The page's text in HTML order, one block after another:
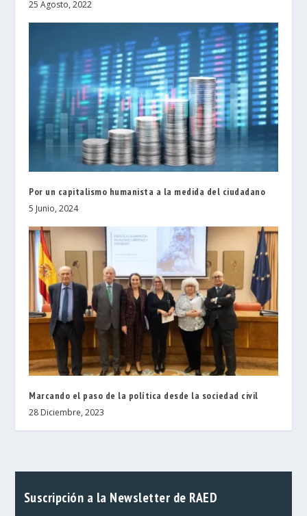
25 Agosto, 2022
Por un capitalismo humanista a la medida del ciudadano
5 Junio, 2024
Marcando el paso de la política desde la sociedad civil
28 Diciembre, 2023
Suscripción a la Newsletter de RAED